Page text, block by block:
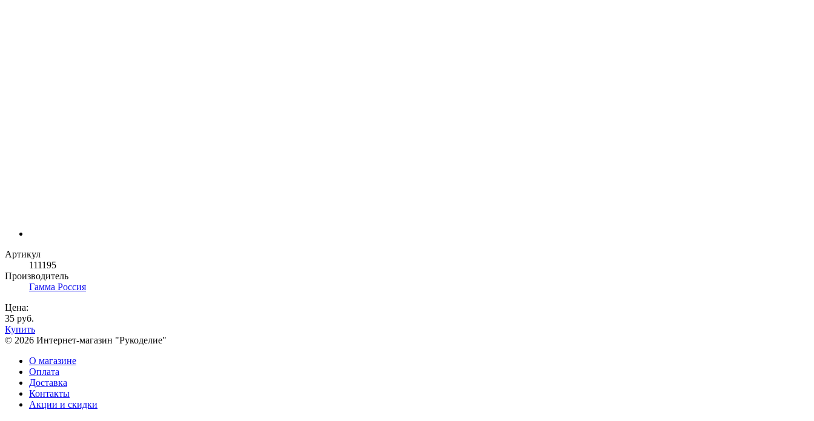
Артикул
111195
Производитель
Гамма Россия
Цена:
35 руб.
Купить
© 2026 Интернет-магазин "Рукоделие"
О магазине
Оплата
Доставка
Контакты
Акции и скидки